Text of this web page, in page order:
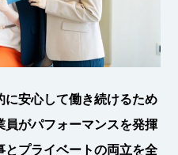
安心して働き続けるため
がパフォーマンスを発揮
とプライベートの両立を全